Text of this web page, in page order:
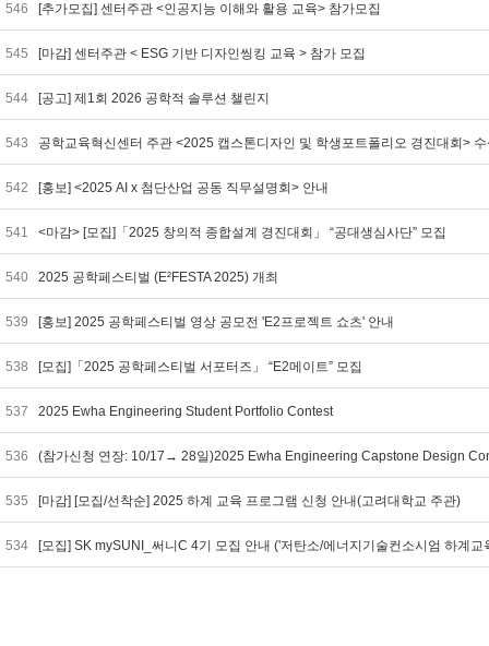
546 [추가모집] 센터주관 <인공지능 이해와 활용 교육> 참가모집
545 [마감] 센터주관 < ESG 기반 디자인씽킹 교육 > 참가 모집
544 [공고] 제1회 2026 공학적 솔루션 챌린지
543 공학교육혁신센터 주관 <2025 캡스톤디자인 및 학생포트폴리오 경진대회>
542 [홍보] <2025 AI x 첨단산업 공동 직무설명회> 안내
541 <마감> [모집]「2025 창의적 종합설계 경진대회」 “공대생심사단” 모집
540 2025 공학페스티벌 (E²FESTA 2025) 개최
539 [홍보] 2025 공학페스티벌 영상 공모전 'E2프로젝트 쇼츠' 안내
538 [모집]「2025 공학페스티벌 서포터즈」 “E2메이트” 모집
537 2025 Ewha Engineering Student Portfolio Contest
536 (참가신청 연장: 10/17→ 28일)2025 Ewha Engineering Capstone Design
535 [마감] [모집/선착순] 2025 하계 교육 프로그램 신청 안내(고려대학교 주관)
534 [모집] SK mySUNI_써니C 4기 모집 안내 ('저탄소/에너지기술컨소시엄 하계